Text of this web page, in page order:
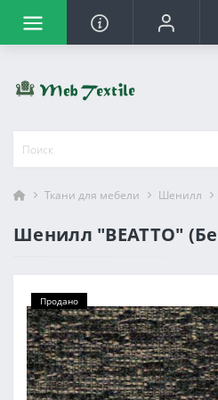
Ткани для мебели Шенилл
Шенилл "BEATTO"
Продано